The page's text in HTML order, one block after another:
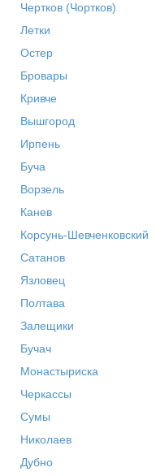
Чертков (Чортков)
Летки
Остер
Бровары
Кривче
Вышгород
Ирпень
Буча
Ворзель
Канев
Корсунь-Шевченковский
Сатанов
Язловец
Полтава
Залещики
Бучач
Монастыриска
Черкассы
Сумы
Николаев
Дубно